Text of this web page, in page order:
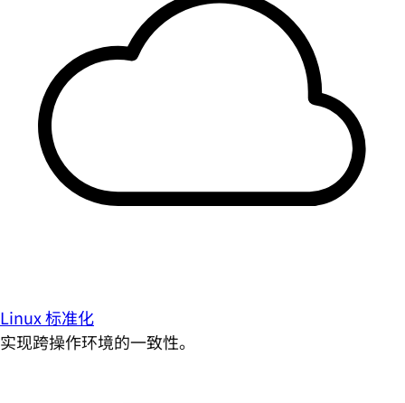
Linux 标准化
实现跨操作环境的一致性。